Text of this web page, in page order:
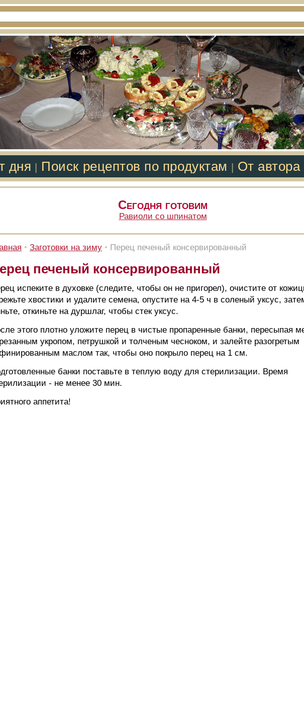
дня Поиск рецептов по продуктам От автора
Сегодня готовим
Равиоли со шпинатом
• Заготовки на зиму • Перец печеный консервированный
печеный консервированный
испеките в духовке (следите, чтобы он не пригорел), очистите от
хвостики и удалите семена, опустите на 4-5 ч в соленый уксус,
откиньте на дуршлаг, чтобы стек уксус.
этого плотно уложите перец в чистые пропаренные банки, пересыпая
укропом, петрушкой и толченым чесноком, и залейте разогретым
маслом так, чтобы оно покрыло перец на 1 см.
банки поставьте в теплую воду для стерилизации. Время
- не менее 30 мин.
аппетита!